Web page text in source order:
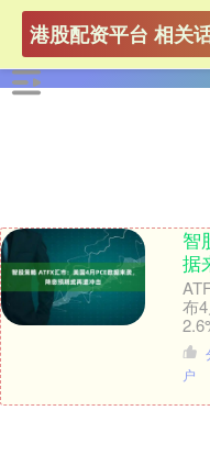
港股配资平台 相关
智
据
布
百
户